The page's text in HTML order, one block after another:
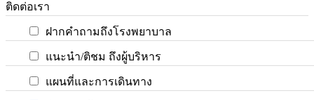
ติดต่อเรา
ฝากคำถามถึงโรงพยาบาล
แนะนำ/ติชม ถึงผู้บริหาร
แผนที่และการเดินทาง